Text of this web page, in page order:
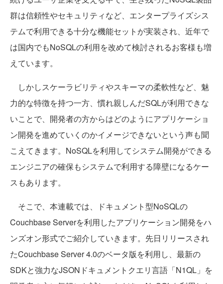
群は信頼性やセキュリティなど、エンタープライズシス
テムで利用できる十分な機能セットが実装され、近年で
は国内でもNoSQLの利用を改めて検討されるお客様も増
えています。
しかしスケーラビリティやスキーマの柔軟性など、魅
力的な特徴を持つ一方、慣れ親しんだSQLが利用できな
いことで、開発者の方からはどのようにアプリケーショ
ン開発を進めていくのかイメージできないという声も聞
こえてきます。NoSQLを利用してシステム開発ができる
エンジニアの確保もシステムで利用する障壁になるケー
スもあります。
そこで、本連載では、ドキュメント型NoSQLの
Couchbase Serverを利用したアプリケーション開発をハ
ンズオン形式でご紹介していきます。先日リリースされ
たCouchbase Server 4.0のベータ版を利用し、最新の
SDKと強力なJSONドキュメントクエリ言語「N1QL」を